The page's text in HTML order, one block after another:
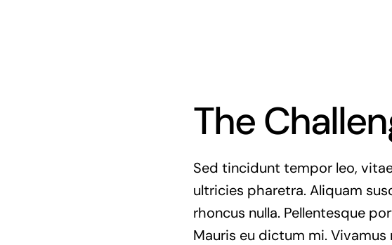
The
Sed tincidunt tempor leo,
ultricies pharetra. Aliquam
rhoncus nulla. Pellentesque
Mauris eu dictum mi. Vivamus